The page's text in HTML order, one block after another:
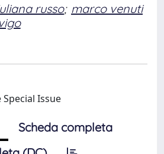
russo; marco venuti
Issue
Scheda completa